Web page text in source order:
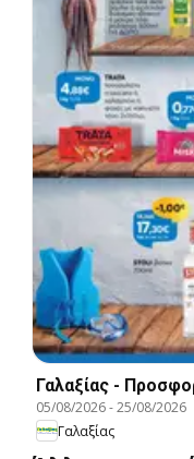
Γαλαξίας -
05/08/2026-25/08/2026
Γαλαξίας